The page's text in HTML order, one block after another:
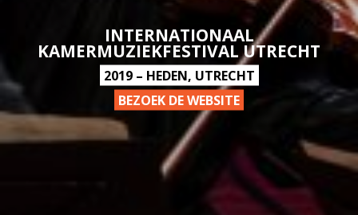
INTERNATIONAAL
KAMERMUZIEKFESTIVAL UTRECHT
2019 – HEDEN, UTRECHT
BEZOEK DE WEBSITE